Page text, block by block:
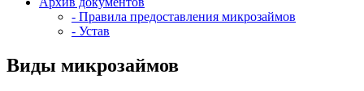
- Правила предоставления микрозаймов
- Устав
Виды микрозаймов